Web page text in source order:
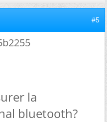
#5
la
bluetooth?